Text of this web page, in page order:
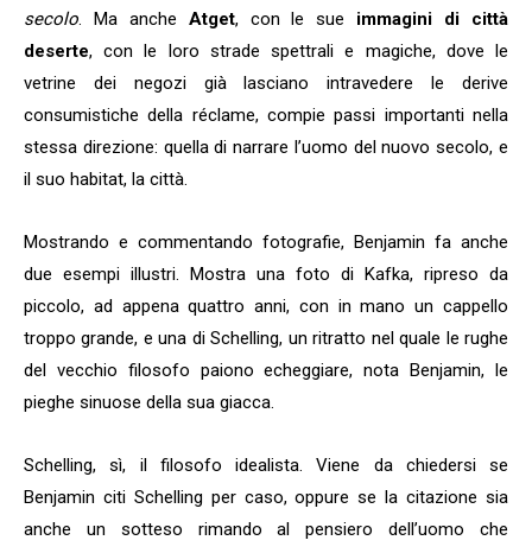
secolo. Ma anche Atget, con le sue immagini di città
deserte, con le loro strade spettrali e magiche, dove le
vetrine dei negozi già lasciano intravedere le derive
consumistiche della réclame, compie passi importanti nella
stessa direzione: quella di narrare l’uomo del nuovo secolo, e
il suo habitat, la città.
Mostrando e commentando fotografie, Benjamin fa anche
due esempi illustri. Mostra una foto di Kafka, ripreso da
piccolo, ad appena quattro anni, con in mano un cappello
troppo grande, e una di Schelling, un ritratto nel quale le rughe
del vecchio filosofo paiono echeggiare, nota Benjamin, le
pieghe sinuose della sua giacca.
Schelling, sì, il filosofo idealista. Viene da chiedersi se
Benjamin citi Schelling per caso, oppure se la citazione sia
anche un sotteso rimando al pensiero dell’uomo che